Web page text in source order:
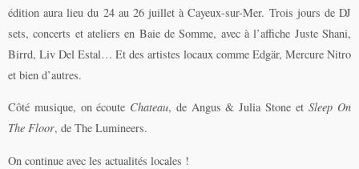
édition aura lieu du 24 au 26 juillet à Cayeux-sur-Mer. Trois jours de DJ
sets, concerts et ateliers en Baie de Somme, avec à l’affiche Juste Shani,
Birrd, Liv Del Estal… Et des artistes locaux comme Edgär, Mercure Nitro
et bien d’autres.
Côté musique, on écoute Chateau, de Angus & Julia Stone etSleep On
The Floor, de The Lumineers.
On continue avec les actualités locales !